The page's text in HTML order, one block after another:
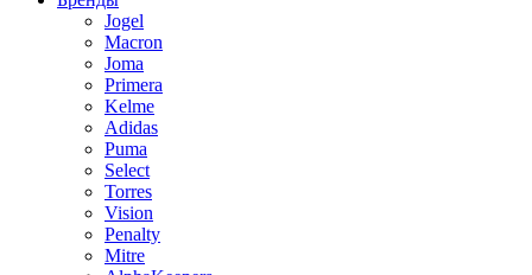
Jogel
Macron
Joma
Primera
Kelme
Adidas
Puma
Select
Torres
Vision
Penalty
Mitre